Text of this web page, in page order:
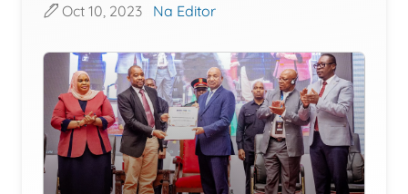
Oct 10, 2023 Na Editor